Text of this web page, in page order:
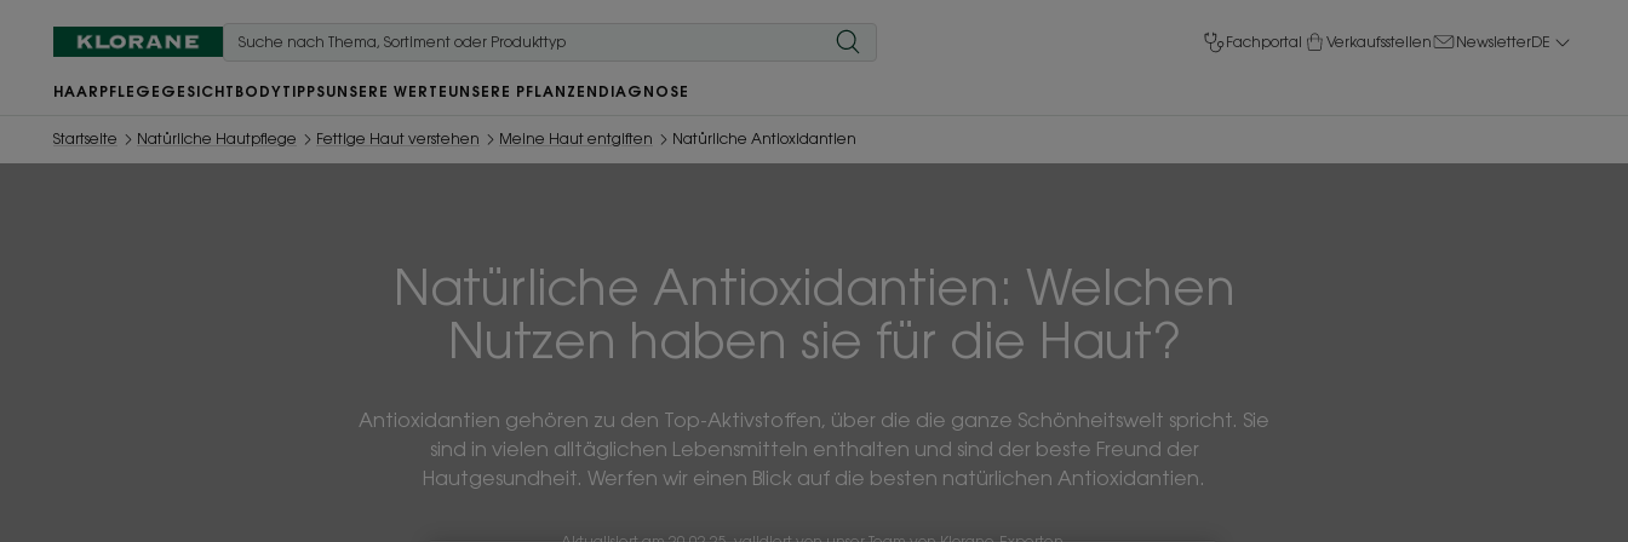
Fachportal Verkaufsstellen NewsletterDE
HAARPFLEGE GESICHT BODYTIPPSUNSERE WERTE UNSERE PFLANZEN DIAGNOSE
Startseite Natürliche Hautpflege Fettige Haut verstehen Meine Haut entgiften Natürliche Antioxidantien
Natürliche Antioxidantien: Welchen
Nutzen haben sie für die Haut?
Antioxidantien gehören zu den Top-Aktivstoffen, über die die ganze Schönheitswelt spricht. Sie
sind in vielen alltäglichen Lebensmitteln enthalten und sind der beste Freund der
Hautgesundheit. Werfen wir einen Blick auf die besten natürlichen Antioxidantien.